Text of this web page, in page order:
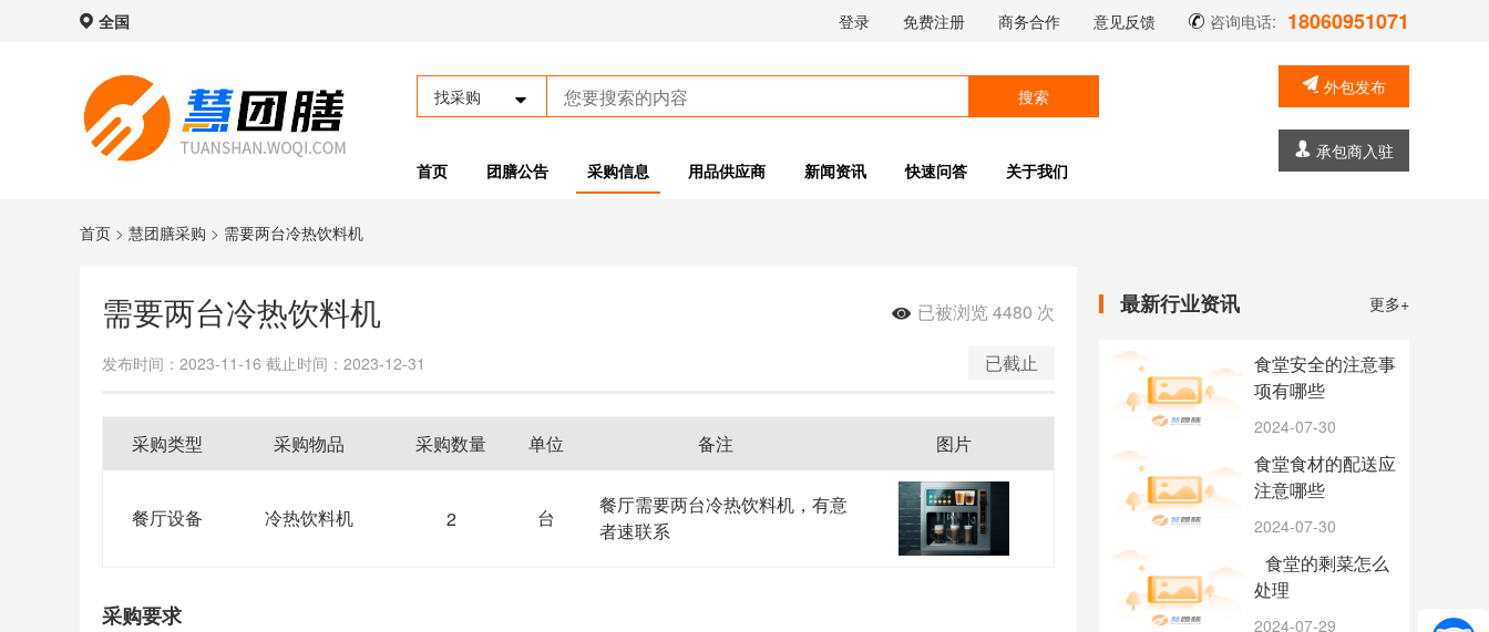
全国 登录 免费注册 商务合作 意见反馈 咨询电话: 18060951071
找采购  搜索
首页 团膳公告 采购信息 用品供应商 新闻资讯 快速问答 关于我们
外包发布
承包商入驻
首页 > 慧团膳采购 > 需要两台冷热饮料机
需要两台冷热饮料机  已被浏览4480 次
发布时间：2023-11-16 截止时间：2023-12-31 已截止
采购类型 采购物品 采购数量 单位 备注 图片
餐厅设备 冷热饮料机 2 台
餐厅需要两台冷热饮料机，有意
者速联系
采购要求
最新行业资讯 更多+
食堂安全的注意事
项有哪些
2024-07-30
食堂食材的配送应
注意哪些
2024-07-30
食堂的剩菜怎么
处理
2024-07-29